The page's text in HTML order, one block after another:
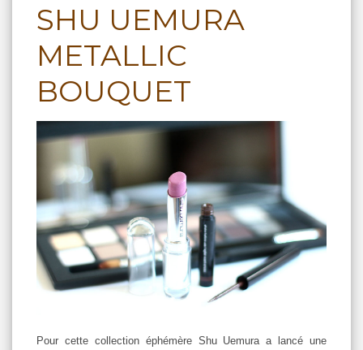
SHU UEMURA
METALLIC
BOUQUET
Pour cette collection éphémère Shu Uemura a lancé une